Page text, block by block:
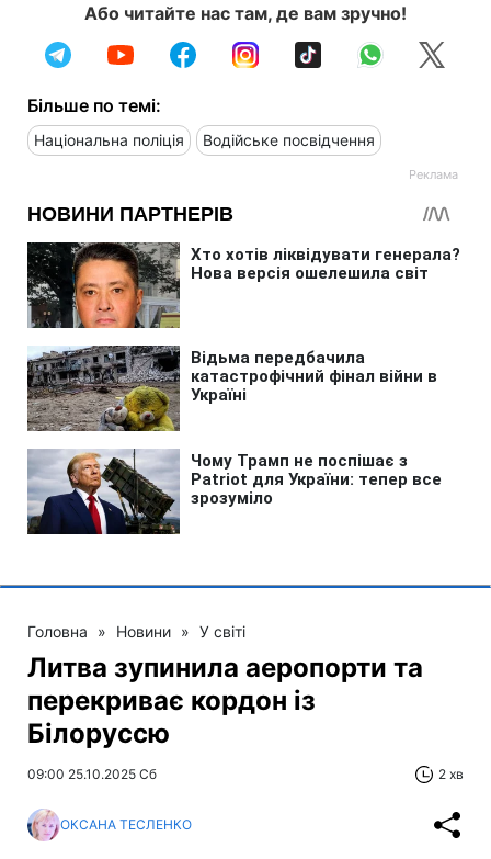
Або читайте нас там, де вам зручно!
Більше по темі:
Національна поліція Водійське посвідчення
Головна » Новини » У світі
Литва зупинила аеропорти та
перекриває кордон із
Білоруссю
09:00 25.10.2025 Сб 2 хв
ОКСАНА ТЕСЛЕНКО